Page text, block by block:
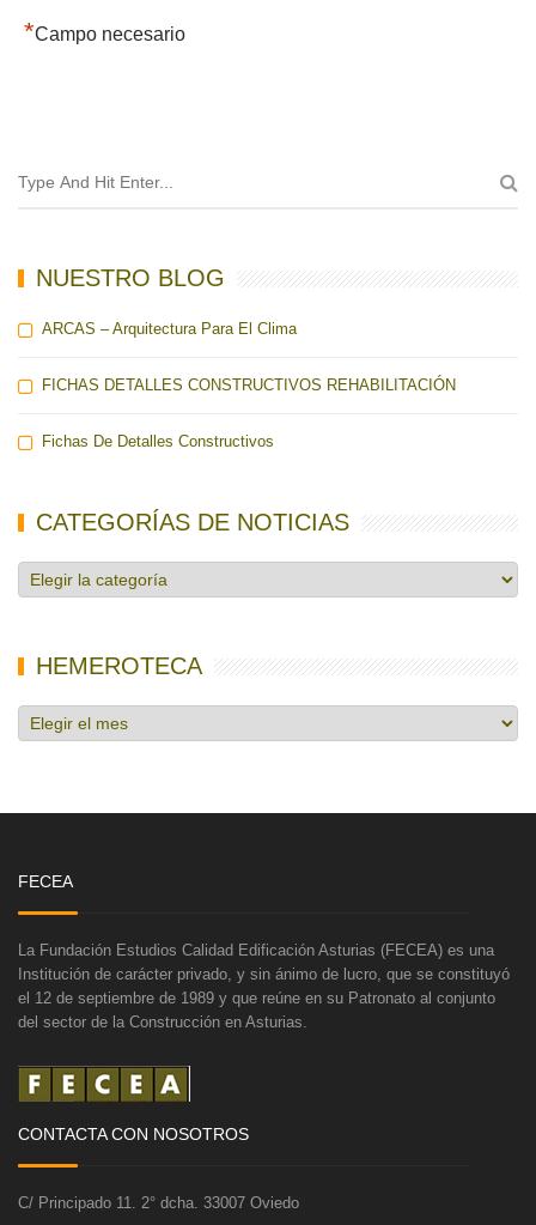
*Campo necesario
NUESTRO BLOG
ARCAS – Arquitectura Para El Clima
FICHAS DETALLES CONSTRUCTIVOS REHABILITACIÓN
Fichas De Detalles Constructivos
CATEGORÍAS DE NOTICIAS
Categorías
de
HEMEROTECA
Hemeroteca
FECEA
La Fundación Estudios Calidad Edificación Asturias (FECEA) es una
Institución de carácter privado, y sin ánimo de lucro, que se constituyó
el 12 de septiembre de 1989 y que reúne en su Patronato al conjunto
del sector de la Construcción en Asturias.
CONTACTA CON NOSOTROS
C/ Principado 11. 2° dcha. 33007 Oviedo